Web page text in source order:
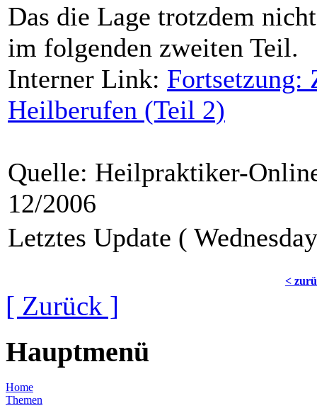
Das die Lage trotzdem
im folgenden zweiten Teil.
Interner Link: Fortsetzung:
Heilberufen (Teil 2)
Quelle: Heilpraktiker-
12/2006
Letztes Update (
<
[ Zurück ]
Hauptmenü
Home
Themen